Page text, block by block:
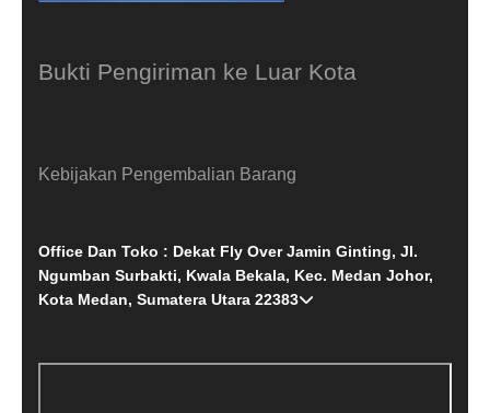
Bukti Pengiriman ke Luar Kota
Kebijakan Pengembalian Barang
Office Dan Toko : Dekat Fly Over Jamin Ginting, Jl.
Ngumban Surbakti, Kwala Bekala, Kec. Medan Johor,
Kota Medan, Sumatera Utara 22383